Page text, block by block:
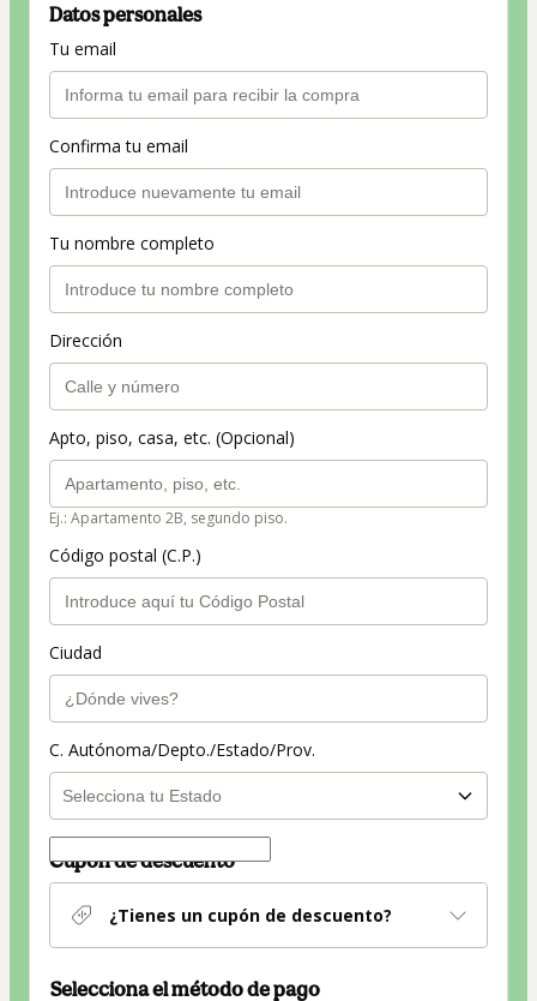
Datos personales
Tu email
Confirma tu email
Tu nombre completo
Dirección
Apto, piso, casa, etc. (Opcional)
Ej.: Apartamento 2B, segundo piso.
Código postal (C.P.)
Ciudad
C. Autónoma/Depto./Estado/Prov.
Cupón de descuento
¿Tienes un cupón de descuento?
Selecciona el método de pago